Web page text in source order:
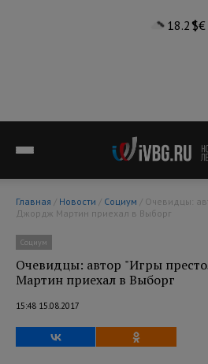
18.2°$€
Главная / Новости / Социум
Джордж Мартин приехал в Выборг
Социум
Очевидцы: автор "Игры
Мартин приехал в Выборг
15:48 15.08.2017